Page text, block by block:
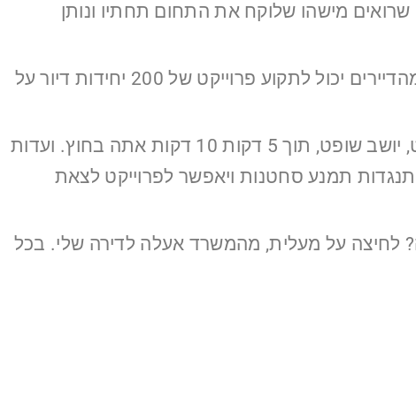
מישהו שלוקח את התחום תחתיו ונותן
לטעמי, הפקק המרכזי ועד שלא יפתרו אותו לא נראה פתיחה אמיתית, זו וועדות הערר. היום, כל אחד מהדיירים יכול לתקוע פרוייקט של 200 יחידות דיור על
הפתרון להקים הרכבים של וועדות ערר כמו בית דין לתעבורה. סרט רץ. מי שיצא לו לחטוף קנס ונשפט, יושב שופט, תוך 5 דקות 10 דקות אתה בחוץ. ועדות
תמנע סחטנות ויאפשר לפרוייקט לצאת
לחיצה על מעלית, מהמשרד אעלה לדירה שלי. בכל